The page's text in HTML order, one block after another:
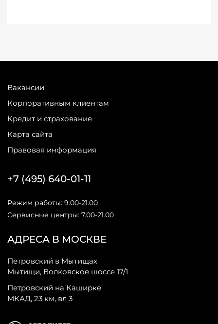
Вакансии
Корпоративным клиентам
Кредит и страхование
Карта сайта
Правовая информация
АДРЕСА В МОСКВЕ
Петровский в Мытищах
Мытищи, Волковское шоссе 17/1
Петровский на Каширке
МКАД, 23 км, вл 3
+7 (495) 640-01-11
Режим работы: 9.00-21.00
Сервисные центры: 7.00-21.00